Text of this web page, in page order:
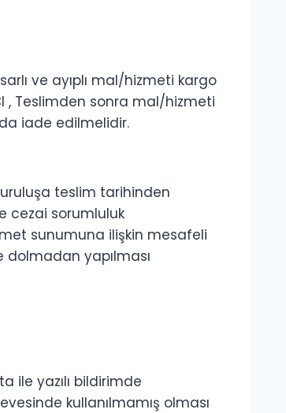
ve ayıplı mal/hizmeti kargo
, Teslimden sonra mal/hizmeti
iade edilmelidir.
teslim tarihinden
cezai sorumluluk
sunumuna ilişkin mesafeli
dolmadan yapılması
ile yazılı bildirimde
kullanılmamış olması